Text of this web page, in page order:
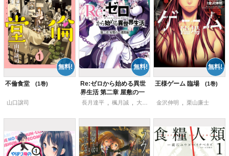
不倫食堂 1
山口譲司
Re:ゼロから始める異世
界生活 第二章 屋敷の一
週間編
長月達平 楓月誠 大塚真一郎
王様ゲーム 臨場 1
金沢伸明 栗山廉士